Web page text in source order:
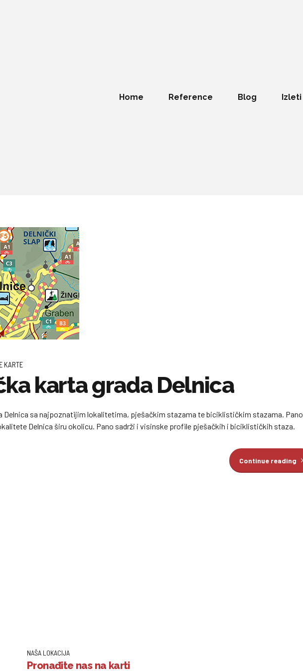
Home Reference Blog Izleti
KARTE
karta grada Delnica
Delnica sa najpoznatijim lokalitetima, pješačkim stazama te biciklističkim stazama. Pano
Delnica širu okolicu. Pano sadrži i visinske profile pješačkih i biciklističkih staza.
Continue reading
NAŠA LOKACIJA
Pronađite nas na karti